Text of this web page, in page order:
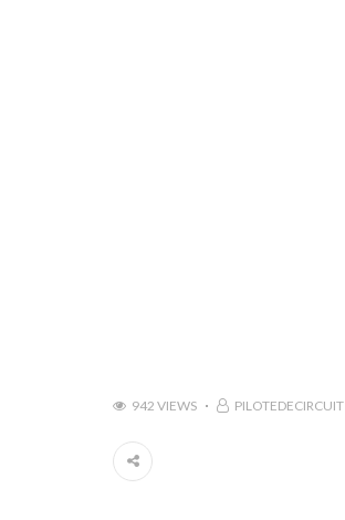
942 VIEWS PILOTEDECIRCUIT